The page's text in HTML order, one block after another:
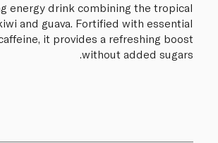
energy drink combining the tropical
and guava. Fortified with essential
it provides a refreshing boost
without added sugars.